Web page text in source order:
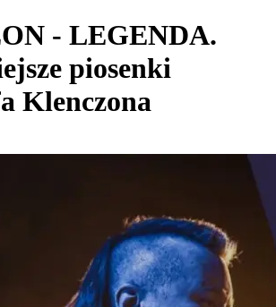
- LEGENDA.
piosenki
Klenczona